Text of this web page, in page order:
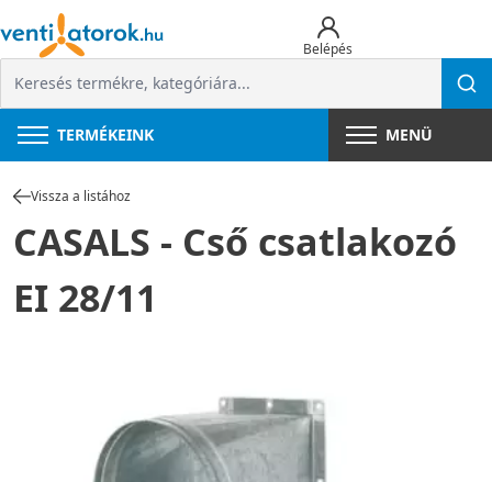
Belépés
TERMÉKEINK MENÜ
Vissza a listához
CASALS - Cső csatlakozó
EI 28/11